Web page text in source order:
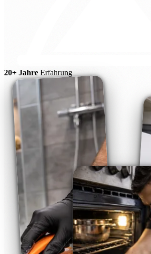
20+ Jahre Erfahrung